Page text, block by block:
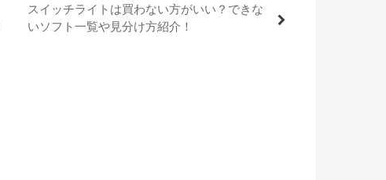
スイッチライトは買わない方がいい？できな
いソフト一覧や見分け方紹介！